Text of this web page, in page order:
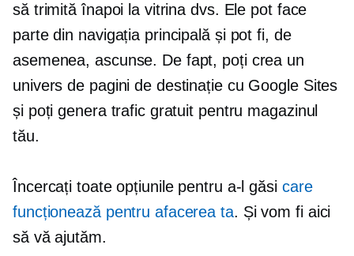
să trimită înapoi la vitrina dvs. Ele pot face
parte din navigația principală și pot fi, de
asemenea, ascunse. De fapt, poți crea un
univers de pagini de destinație cu Google Sites
și poți genera trafic gratuit pentru magazinul
tău.
Încercați toate opțiunile pentru a-l găsi care
funcționează pentru afacerea ta. Și vom fi aici
să vă ajutăm.